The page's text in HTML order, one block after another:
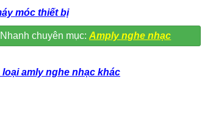
móc thiết bị
chuyên mục:Amply nghe nhạc
amly nghe nhạc khác